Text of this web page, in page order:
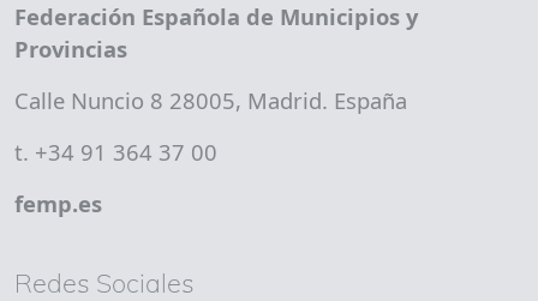
Federación Española de Municipios y
Provincias
Calle Nuncio 8 28005, Madrid. España
t. +34 91 364 37 00
femp.es
Redes Sociales